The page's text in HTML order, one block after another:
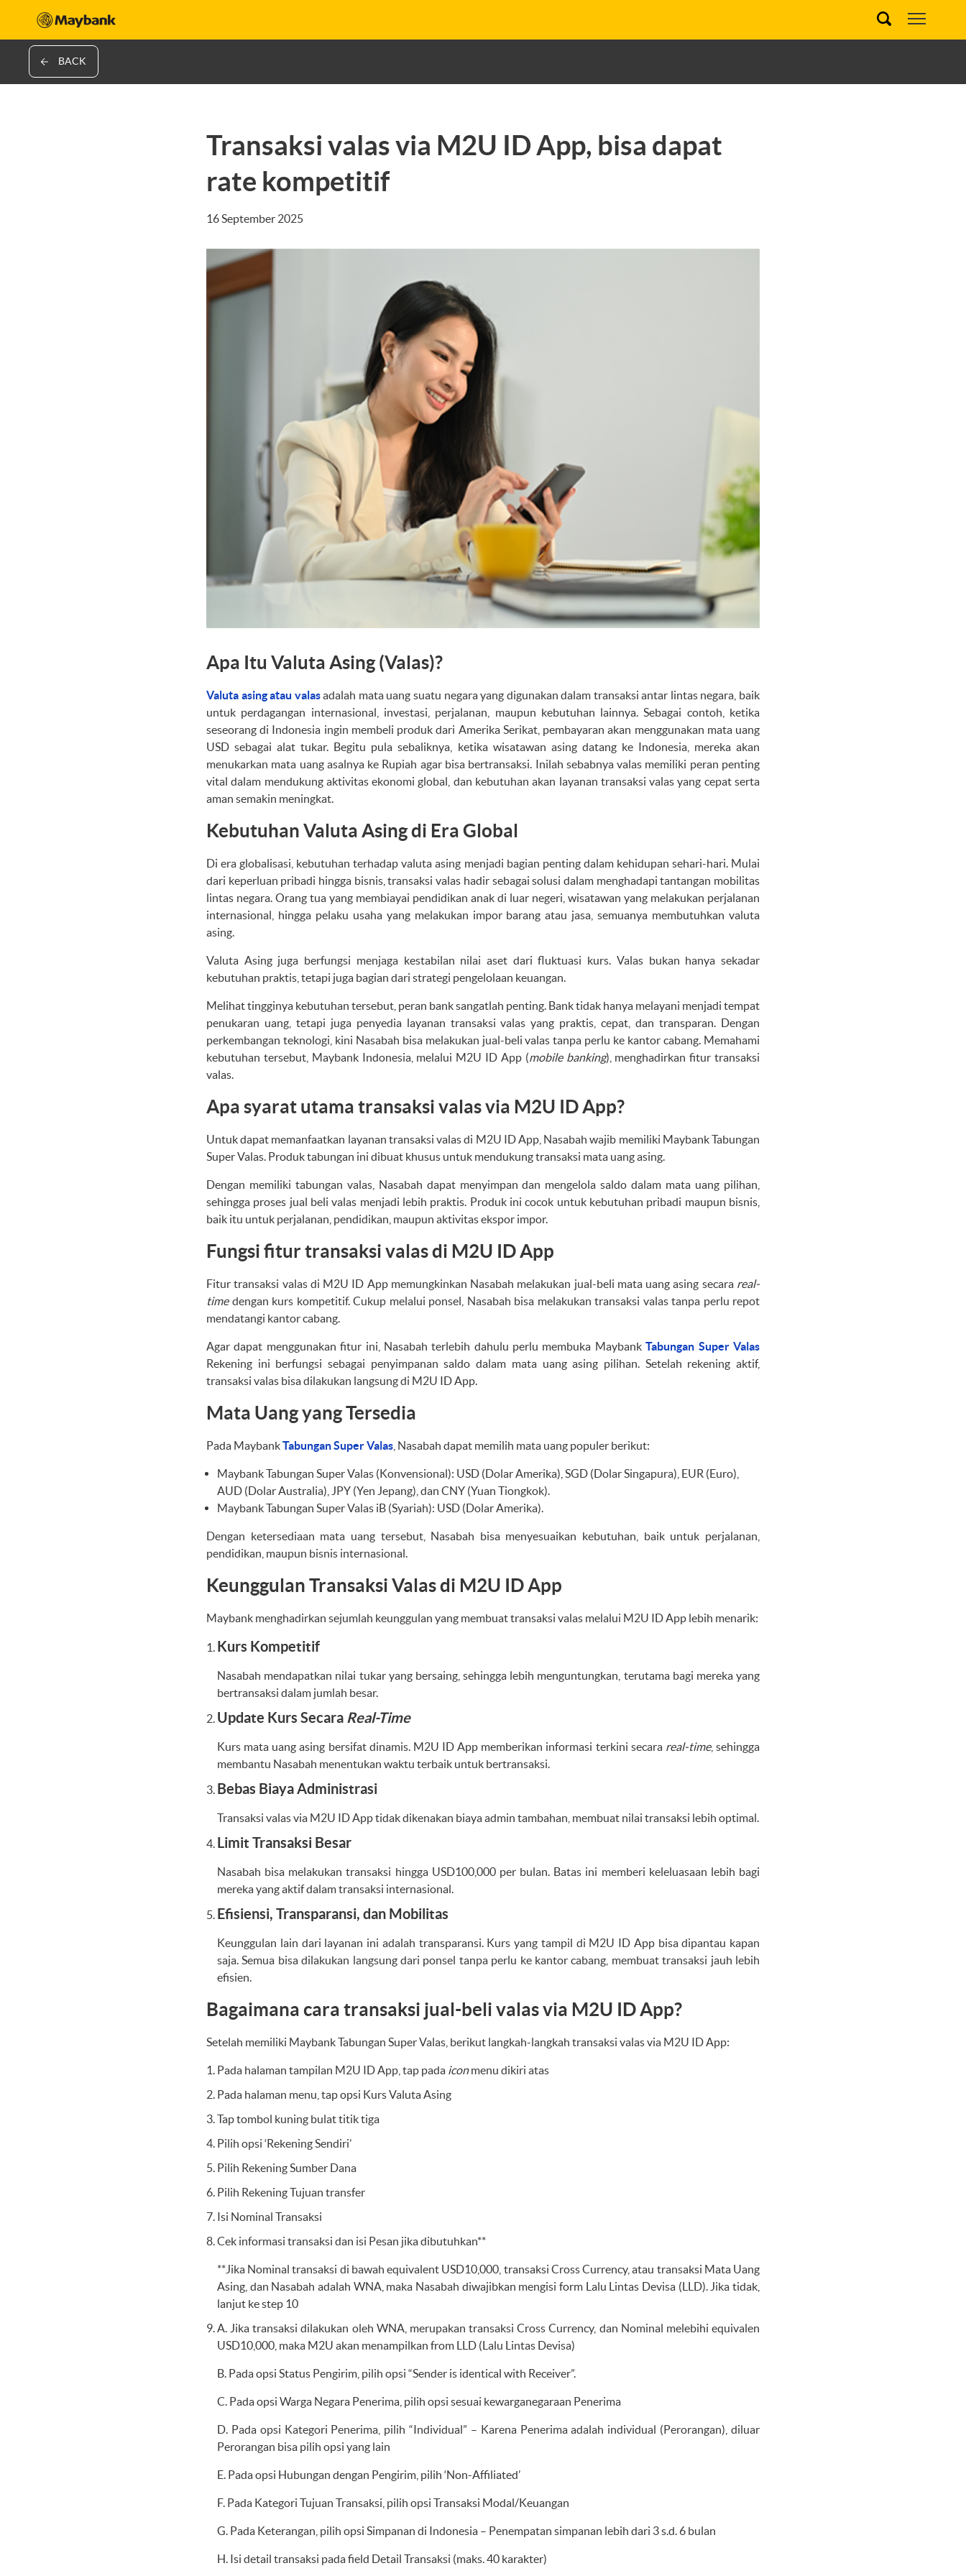
BACK
Transaksi valas via M2U ID App, bisa dapat
rate kompetitif
16 September 2025
Apa Itu Valuta Asing (Valas)?
Valuta asing atau valasadalah mata uang suatu negara yang digunakan dalam transaksi antar lintas negara, baik
untuk perdagangan internasional, investasi, perjalanan, maupun kebutuhan lainnya. Sebagai contoh, ketika
seseorang di Indonesia ingin membeli produk dari Amerika Serikat, pembayaran akan menggunakan mata uang
USD sebagai alat tukar. Begitu pula sebaliknya, ketika wisatawan asing datang ke Indonesia, mereka akan
menukarkan mata uang asalnya ke Rupiah agar bisa bertransaksi. Inilah sebabnya valas memiliki peran penting
vital dalam mendukung aktivitas ekonomi global, dan kebutuhan akan layanan transaksi valas yang cepat serta
aman semakin meningkat.
Kebutuhan Valuta Asing di Era Global
Di era globalisasi, kebutuhan terhadap valuta asing menjadi bagian penting dalam kehidupan sehari-hari. Mulai
dari keperluan pribadi hingga bisnis, transaksi valas hadir sebagai solusi dalam menghadapi tantangan mobilitas
lintas negara. Orang tua yang membiayai pendidikan anak di luar negeri, wisatawan yang melakukan perjalanan
internasional, hingga pelaku usaha yang melakukan impor barang atau jasa, semuanya membutuhkan valuta
asing.
Valuta Asing juga berfungsi menjaga kestabilan nilai aset dari fluktuasi kurs. Valas bukan hanya sekadar
kebutuhan praktis, tetapi juga bagian dari strategi pengelolaan keuangan.
Melihat tingginya kebutuhan tersebut, peran bank sangatlah penting. Bank tidak hanya melayani menjadi tempat
penukaran uang, tetapi juga penyedia layanan transaksi valas yang praktis, cepat, dan transparan. Dengan
perkembangan teknologi, kini Nasabah bisa melakukan jual-beli valas tanpa perlu ke kantor cabang. Memahami
kebutuhan tersebut, Maybank Indonesia, melalui M2U ID App (mobile banking), menghadirkan fitur transaksi
valas.
Apa syarat utama transaksi valas via M2U ID App?
Untuk dapat memanfaatkan layanan transaksi valas di M2U ID App, Nasabah wajib memiliki Maybank Tabungan
Super Valas. Produk tabungan ini dibuat khusus untuk mendukung transaksi mata uang asing.
Dengan memiliki tabungan valas, Nasabah dapat menyimpan dan mengelola saldo dalam mata uang pilihan,
sehingga proses jual beli valas menjadi lebih praktis. Produk ini cocok untuk kebutuhan pribadi maupun bisnis,
baik itu untuk perjalanan, pendidikan, maupun aktivitas ekspor impor.
Fungsi fitur transaksi valas di M2U ID App
Fitur transaksi valas di M2U ID App memungkinkan Nasabah melakukan jual-beli mata uang asing secara real-
timedengan kurs kompetitif. Cukup melalui ponsel, Nasabah bisa melakukan transaksi valas tanpa perlu repot
mendatangi kantor cabang.
Agar dapat menggunakan fitur ini, Nasabah terlebih dahulu perlu membuka MaybankTabungan Super Valas
Rekening ini berfungsi sebagai penyimpanan saldo dalam mata uang asing pilihan. Setelah rekening aktif,
transaksi valas bisa dilakukan langsung di M2U ID App.
Mata Uang yang Tersedia
Pada MaybankTabungan Super Valas , Nasabah dapat memilih mata uang populer berikut:
Maybank Tabungan Super Valas (Konvensional): USD (Dolar Amerika), SGD (Dolar Singapura), EUR (Euro),
AUD (Dolar Australia), JPY (Yen Jepang), dan CNY (Yuan Tiongkok).
Maybank Tabungan Super Valas iB (Syariah): USD (Dolar Amerika).
Dengan ketersediaan mata uang tersebut, Nasabah bisa menyesuaikan kebutuhan, baik untuk perjalanan,
pendidikan, maupun bisnis internasional.
Keunggulan Transaksi Valas di M2U ID App
Maybank menghadirkan sejumlah keunggulan yang membuat transaksi valas melalui M2U ID App lebih menarik:
Kurs Kompetitif
Nasabah mendapatkan nilai tukar yang bersaing, sehingga lebih menguntungkan, terutama bagi mereka yang
bertransaksi dalam jumlah besar.
Update Kurs Secara Real-Time
Kurs mata uang asing bersifat dinamis. M2U ID App memberikan informasi terkini secara real-time, sehingga
membantu Nasabah menentukan waktu terbaik untuk bertransaksi.
Bebas Biaya Administrasi
Transaksi valas via M2U ID App tidak dikenakan biaya admin tambahan, membuat nilai transaksi lebih optimal.
Limit Transaksi Besar
Nasabah bisa melakukan transaksi hingga USD100,000 per bulan. Batas ini memberi keleluasaan lebih bagi
mereka yang aktif dalam transaksi internasional.
Efisiensi, Transparansi, dan Mobilitas
Keunggulan lain dari layanan ini adalah transparansi. Kurs yang tampil di M2U ID App bisa dipantau kapan
saja. Semua bisa dilakukan langsung dari ponsel tanpa perlu ke kantor cabang, membuat transaksi jauh lebih
efisien.
Bagaimana cara transaksi jual-beli valas via M2U ID App?
Setelah memiliki Maybank Tabungan Super Valas, berikut langkah-langkah transaksi valas via M2U ID App:
Pada halaman tampilan M2U ID App, tap pada iconmenu dikiri atas
Pada halaman menu, tap opsi Kurs Valuta Asing
Tap tombol kuning bulat titik tiga
Pilih opsi ‘Rekening Sendiri’
Pilih Rekening Sumber Dana
Pilih Rekening Tujuan transfer
Isi Nominal Transaksi
Cek informasi transaksi dan isi Pesan jika dibutuhkan**
**Jika Nominal transaksi di bawah equivalent USD10,000, transaksi Cross Currency, atau transaksi Mata Uang
Asing, dan Nasabah adalah WNA, maka Nasabah diwajibkan mengisi form Lalu Lintas Devisa (LLD). Jika tidak,
lanjut ke step 10
A. Jika transaksi dilakukan oleh WNA, merupakan transaksi Cross Currency, dan Nominal melebihi equivalen
USD10,000, maka M2U akan menampilkan from LLD (Lalu Lintas Devisa)
B. Pada opsi Status Pengirim, pilih opsi “Sender is identical with Receiver”.
C. Pada opsi Warga Negara Penerima, pilih opsi sesuai kewarganegaraan Penerima
D. Pada opsi Kategori Penerima, pilih “Individual” – Karena Penerima adalah individual (Perorangan), diluar
Perorangan bisa pilih opsi yang lain
E. Pada opsi Hubungan dengan Pengirim, pilih ‘Non-Affiliated’
F. Pada Kategori Tujuan Transaksi, pilih opsi Transaksi Modal/Keuangan
G. Pada Keterangan, pilih opsi Simpanan di Indonesia – Penempatan simpanan lebih dari 3 s.d. 6 bulan
H. Isi detail transaksi pada field Detail Transaksi (maks. 40 karakter)